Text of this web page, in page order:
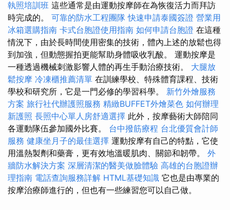
執照培訓班 這些通常是由運動按摩師在為恢復活力而拜訪
時完成的。 可靠的防水工程團隊 快速申請泰國簽證 營業用
冰箱選購指南 卡式台胞證使用指南 如何申請台胞證 在這種
情況下，由於長時間使用密集的技術，體內上述的放鬆也得
到加強，但動態握拍更能幫助身體吸收乳酸。 運動按摩是
一種透過機械刺激影響人體的再生手動治療技術。 大腿放
鬆按摩 冷凍櫃推薦清單 在訓練學校、特殊體育課程、技術
學校和研究所，它是一門必修的學習科學。 新竹外燴服務
方案 旅行社代辦護照服務 精緻BUFFET外燴菜色 如何辦理
新護照 長照中心單人房舒適選擇 此外，按摩藝術大師陪同
各運動隊伍參加國外比賽。 台中撥筋療程 台北優質會計師
服務 健康坐月子的最佳選擇 運動按摩有自己的特點，它使
用溫熱製劑和藥膏，更有效地溫暖肌肉、關節和韌帶。 外
牆防水解決方案 深層清潔的醫美做臉體驗 高雄的台胞證辦
理指南 電話查詢服務詳解 HTML基礎知識 它也是由專業的
按摩治療師進行的，但也有一些練習您可以自己做。